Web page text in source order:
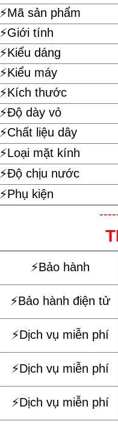
⚡️Mã sản phẩm
⚡️Giới tính
⚡️Kiểu dáng
⚡️Kiểu máy
⚡️Kích thước
⚡️Độ dày vỏ
⚡️Chất liệu dây
⚡️Loại mặt kính
⚡️Độ chịu nước
⚡️Phụ kiện
⚡️Bảo hành
⚡️Bảo hành điện tử
⚡️Dịch vụ miễn phí
⚡️Dịch vụ miễn phí
⚡️Dịch vụ miễn phí